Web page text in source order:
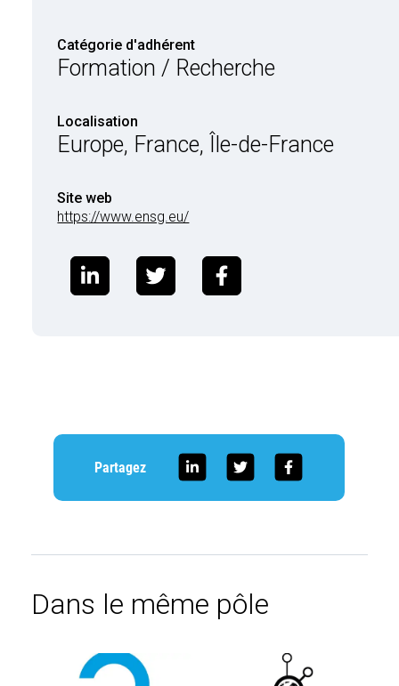
Catégorie d'adhérent
Formation / Recherche
Localisation
Europe, France, Île-de-France
Site web
https://www.ensg.eu/
Partagez
Dans le même pôle